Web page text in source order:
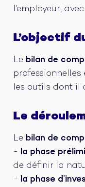
l’employeur,
L’objectif
Le bilan de
les outils dont il
Le
Le bilan de
- la phase
de définir la
- la phase